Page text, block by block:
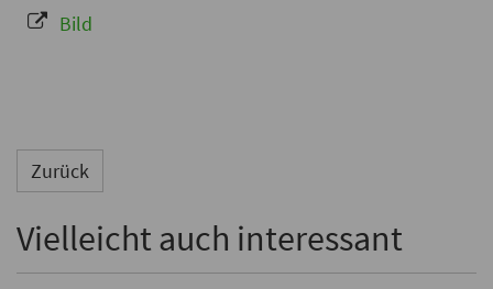
Bild
Zurück
Vielleicht auch interessant